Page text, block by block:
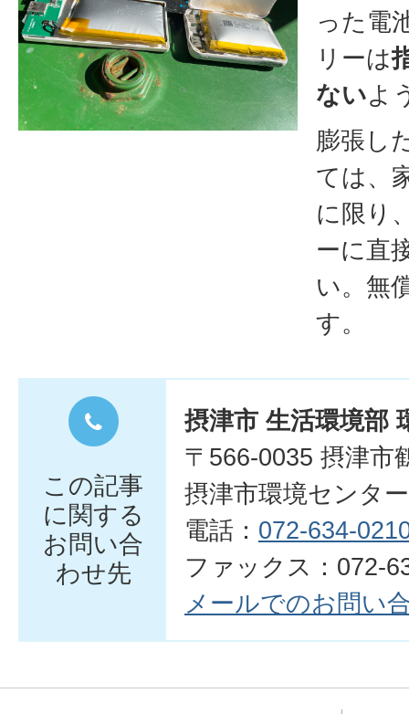
った電
リーは
ないよ
膨張し
ては、
に限り
ーに直
い。無
す。
この記事
に関する
お問い合
わせ先
摂津市 生活環境部
〒566-0035 摂津市
摂津市環境センタ
電話： 072-634-
ファックス：072-
メールでのお問い